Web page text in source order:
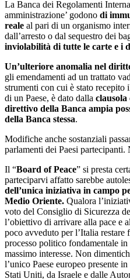
La Banca dei Regolamenti
amministrazione’ godono di
reale al pari di un organismo
dall’arresto o dal sequestro dei
inviolabilità di tutte le carte e i
Un’ulteriore anomalia nel
gli emendamenti ad un trattato
strumenti con cui è stato recepito
di un Paese, è dato dalla
direttivo della Banca ampia
della Banca stessa.
Modifiche anche sostanziali
parlamenti dei Paesi partecipanti.
Il “Board of Peace” si presta
parteciparvi affatto sarebbe
dell’unica iniziativa in campo
Medio Oriente. Qualora
voto del Consiglio di Sicurezza
l’obiettivo di arrivare alla pace e
poco avveduto per l’Italia restare
processo politico fondamentale
massimo interesse. Non
l’unico Paese europeo presente
Stati Uniti, da Israele e dalle